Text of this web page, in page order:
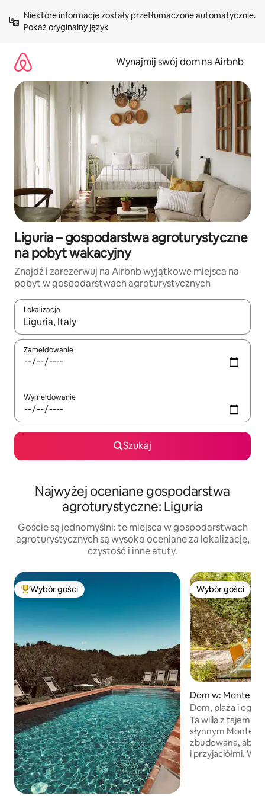
treści Pokaż oryginalny język
Wynajmij swój dom na Airbnb
Liguria – gospodarstwa agroturystyczne
na pobyt wakacyjny
Znajdź i zarezerwuj na Airbnb wyjątkowe miejsca na
pobyt w gospodarstwach agroturystycznych
Lokalizacja
Gdy wyniki będą dostępne, możesz poruszać się po nich za
Zameldowanie
Wymeldowanie
Szukaj
Najwyżej oceniane gospodarstwa
agroturystyczne: Liguria
Goście są jednomyślni: te miejsca w gospodarstwach
agroturystycznych są wysoko oceniane za lokalizację,
czystość i inne atuty.
Najpopularniejsze z kategorii Wybór gości
Wybór gości Wybór gości
Wybór gości
Dom w:
Dom, plaża i
Ta willa z
słynnym
zbudowana, aby
i przyjaciółmi. Willa „La Rana”, ukryta w